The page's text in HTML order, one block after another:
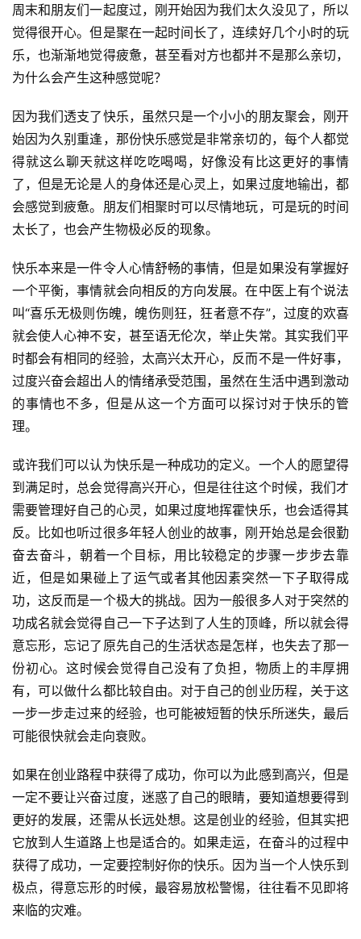
周末和朋友们一起度过，刚开始因为我们太久没见了，所以
觉得很开心。但是聚在一起时间长了，连续好几个小时的玩
乐，也渐渐地觉得疲惫，甚至看对方也都并不是那么亲切，
为什么会产生这种感觉呢？
因为我们透支了快乐，虽然只是一个小小的朋友聚会，刚开
始因为久别重逢，那份快乐感觉是非常亲切的，每个人都觉
得就这么聊天就这样吃吃喝喝，好像没有比这更好的事情
了，但是无论是人的身体还是心灵上，如果过度地输出，都
会感觉到疲惫。朋友们相聚时可以尽情地玩，可是玩的时间
太长了，也会产生物极必反的现象。
快乐本来是一件令人心情舒畅的事情，但是如果没有掌握好
一个平衡，事情就会向相反的方向发展。在中医上有个说法
叫“喜乐无极则伤魄，魄伤则狂，狂者意不存”，过度的欢喜
就会使人心神不安，甚至语无伦次，举止失常。其实我们平
时都会有相同的经验，太高兴太开心，反而不是一件好事，
过度兴奋会超出人的情绪承受范围，虽然在生活中遇到激动
的事情也不多，但是从这一个方面可以探讨对于快乐的管
理。
或许我们可以认为快乐是一种成功的定义。一个人的愿望得
到满足时，总会觉得高兴开心，但是往往这个时候，我们才
需要管理好自己的心灵，如果过度地挥霍快乐，也会适得其
反。比如也听过很多年轻人创业的故事，刚开始总是会很勤
奋去奋斗，朝着一个目标，用比较稳定的步骤一步步去靠
近，但是如果碰上了运气或者其他因素突然一下子取得成
功，这反而是一个极大的挑战。因为一般很多人对于突然的
功成名就会觉得自己一下子达到了人生的顶峰，所以就会得
意忘形，忘记了原先自己的生活状态是怎样，也失去了那一
份初心。这时候会觉得自己没有了负担，物质上的丰厚拥
有，可以做什么都比较自由。对于自己的创业历程，关于这
一步一步走过来的经验，也可能被短暂的快乐所迷失，最后
可能很快就会走向衰败。
如果在创业路程中获得了成功，你可以为此感到高兴，但是
一定不要让兴奋过度，迷惑了自己的眼睛，要知道想要得到
更好的发展，还需从长远处想。这是创业的经验，但其实把
它放到人生道路上也是适合的。如果走运，在奋斗的过程中
获得了成功，一定要控制好你的快乐。因为当一个人快乐到
极点，得意忘形的时候，最容易放松警惕，往往看不见即将
来临的灾难。